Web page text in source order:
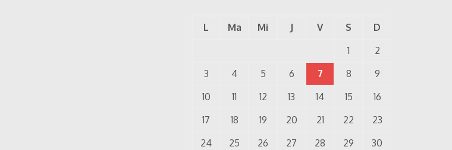
L Ma Mi J V S
D
1
2
3
4 5 6 7 8
9
10
11 12 13 14 15
16
17
18 19 20 21 22
23
24
25 26 27 28 29
30